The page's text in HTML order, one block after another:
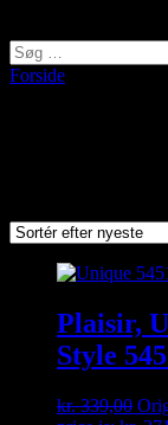
Forside
Plaisir,
Style
kr.339,00